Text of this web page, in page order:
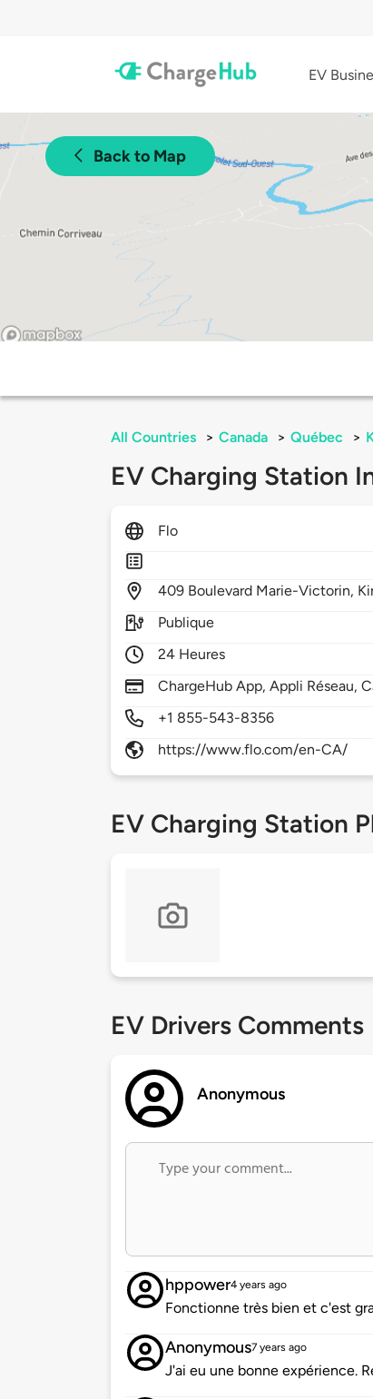
EV
Back to Map
All Countries > Canada > Québec >
EV Charging Station
Flo
409 Boulevard Marie-Victorin,
Publique
24 Heures
ChargeHub App, Appli Réseau,
+1 855-543-8356
https://www.flo.com/en-CA/
EV Charging Station
EV Drivers Comments
Anonymous
hppower4 years ago
Fonctionne très bien et c'est
Anonymous7 years ago
J'ai eu une bonne expérience.